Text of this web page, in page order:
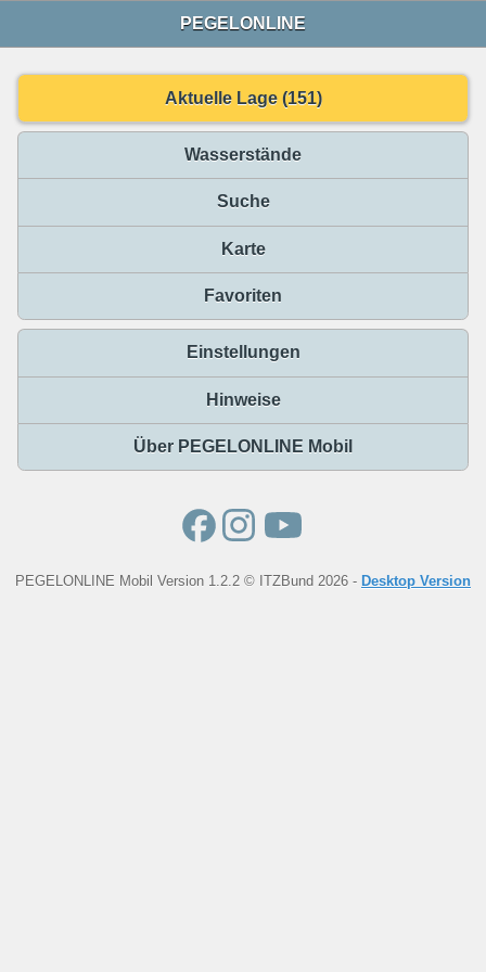
PEGELONLINE
Aktuelle Lage (151)
Wasserstände
Suche
Karte
Favoriten
Einstellungen
Hinweise
Über PEGELONLINE Mobil
PEGELONLINE Mobil Version 1.2.2 © ITZBund 2026 - Desktop Version